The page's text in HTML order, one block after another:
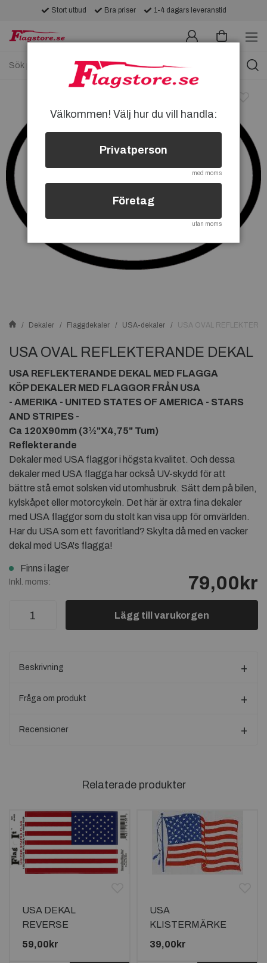
Stort utbud Bra priser 1-4 dagars leveranstid
Dekaler Flaggdekaler USA-dekaler USA OVAL
USA OVAL REFLEKTERANDE DEKAL
USA REFLEKTERANDE DEKAL MED FLAGGA
KÖP DEKALER MED FLAGGOR FRÅN USA
- AMERIKA - UNITED STATES OF AMERICA - STARS
AND STRIPES -
Ca 120X90mm (3½"X4,75" Tum)
Reflekterande
Dekaler med USA flaggor i högsta kvalitet. Och dessa
dekaler med USA flagga har också UV-skydd för att
bättre stå emot solsken vid utomhusbruk. Sätt dem på bilen,
kylskåpet eller motorcykeln. Det här är extra fina dekaler
med USA flaggor som du stolt kan visa upp för omvärlden.
Har du USA som ett favoritland? Skylta då med en vacker
dekal med USA's flagga!
Finns i lager
Inkl. moms: 79,00kr
Lägg till varukorgen
Beskrivning
Fråga om produkt
Recensioner
Relaterade produkter
USA DEKAL
REVERSE
127X90MM
59,00kr
USA
KLISTERMÄRKE
39,00kr
Välkommen! Välj hur du vill handla:
Privatperson
med moms
Företag
utan moms